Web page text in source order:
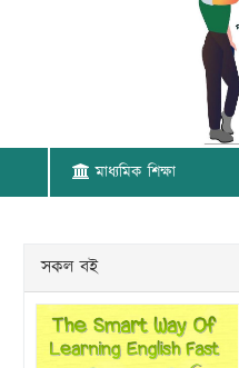
মাধ্যমিক শিক্ষা
সকল বই